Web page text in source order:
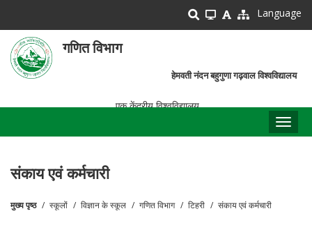
main
content
Language
गणित विभाग
हेमवती नंदन बहुगुणा गढ़वाल विश्वविद्यालय
एक केंद्रीय विश्वविद्यालय
संकाय एवं कर्मचारी
मुख्य पृष्ठ स्कूलों विज्ञान के स्कूल गणित विभाग टिहरी संकाय एवं कर्मचारी